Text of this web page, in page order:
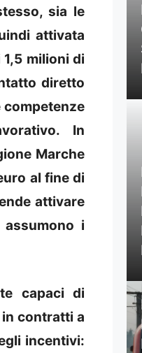
sia le
attivata
milioni di
diretto
competenze
In
Marche
al fine di
attivare
i
capaci di
contratti a
incentivi: